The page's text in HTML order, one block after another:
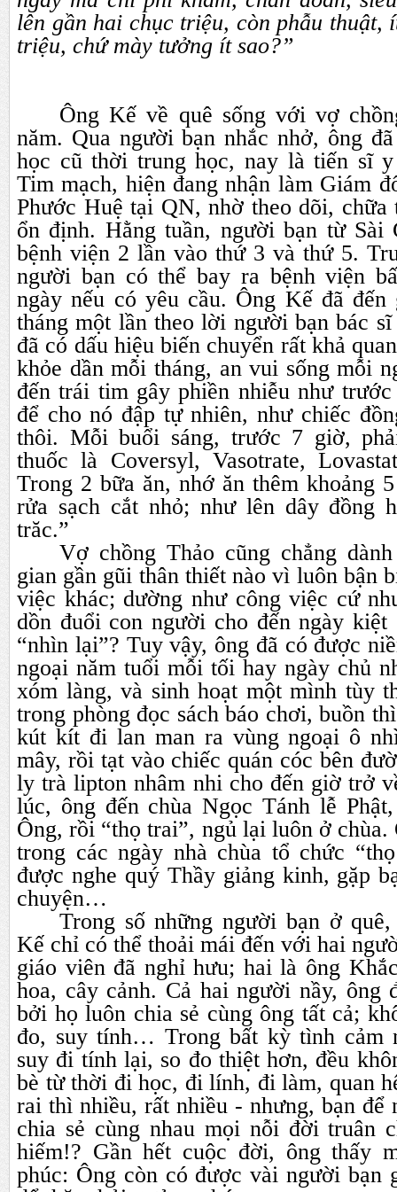
lên gần hai chục triệu, còn phẫu thuật,
triệu, chứ mày tưởng ít sao?”
Ông Kế về quê sống với vợ
năm. Qua người bạn nhắc nhở, ông
học cũ thời trung học, nay là tiến sĩ y
Tim mạch, hiện đang nhận làm Giám
Phước Huệ tại QN, nhờ theo dõi,
ổn định. Hằng tuần, người bạn từ Sài
bệnh viện 2 lần vào thứ 3 và thứ 5.
người bạn có thể bay ra bệnh viện
ngày nếu có yêu cầu. Ông Kế đã
tháng một lần theo lời người bạn bác
đã có dấu hiệu biến chuyển rất khả
khỏe dần mỗi tháng, an vui sống mỗi
đến trái tim gây phiền nhiễu như
để cho nó đập tự nhiên, như chiếc
thôi. Mỗi buổi sáng, trước 7 giờ,
thuốc là Coversyl, Vasotrate,
Trong 2 bữa ăn, nhớ ăn thêm khoảng
rửa sạch cắt nhỏ; như lên dây đồng
trăc.”
Vợ chồng Thảo cũng chẳng
gian gần gũi thân thiết nào vì luôn bận
việc khác; dường như công việc cứ
dồn đuổi con người cho đến ngày kiệt
“nhìn lại”? Tuy vậy, ông đã có được
ngoại năm tuổi mỗi tối hay ngày chủ
xóm làng, và sinh hoạt một mình tùy
trong phòng đọc sách báo chơi, buồn
kút kít đi lan man ra vùng ngoại ô
mây, rồi tạt vào chiếc quán cóc bên
ly trà lipton nhâm nhi cho đến giờ trở
lúc, ông đến chùa Ngọc Tánh lễ
Ông, rồi “thọ trai”, ngủ lại luôn ở chùa.
trong các ngày nhà chùa tổ chức
được nghe quý Thầy giảng kinh, gặp
chuyện…
Trong số những người bạn ở
Kế chỉ có thể thoải mái đến với hai
giáo viên đã nghỉ hưu; hai là ông
hoa, cây cảnh. Cả hai người nầy, ông
bởi họ luôn chia sẻ cùng ông tất cả;
đo, suy tính… Trong bất kỳ tình cảm
suy đi tính lại, so đo thiệt hơn, đều
bè từ thời đi học, đi lính, đi làm, quan
rai thì nhiều, rất nhiều - nhưng, bạn để
chia sẻ cùng nhau mọi nỗi đời truân
hiếm!? Gần hết cuộc đời, ông thấy
phúc: Ông còn có được vài người bạn